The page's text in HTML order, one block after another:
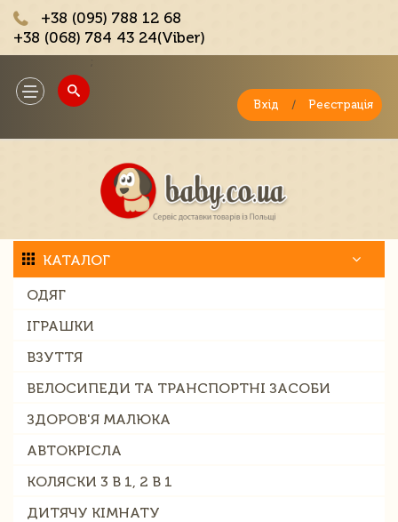
+38 (095) 788 12 68
+38 (068) 784 43 24(Viber)
Toggle
navigation
Вхід / Реєстрація
КАТАЛОГ
ОДЯГ
ІГРАШКИ
ВЗУТТЯ
ВЕЛОСИПЕДИ ТА ТРАНСПОРТНІ ЗАСОБИ
ЗДОРОВ'Я МАЛЮКА
АВТОКРІСЛА
КОЛЯСКИ 3 В 1, 2 В 1
ДИТЯЧУ КІМНАТУ